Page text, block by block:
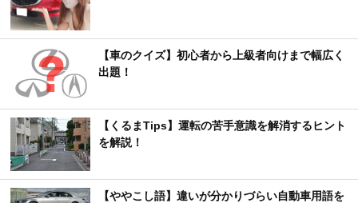
【車のクイズ】初心者から上級者向けまで幅広く
出題！
【くるまTips】運転の苦手意識を解消するヒント
を解説！
【ややこし語】違いが分かりづらい自動車用語を